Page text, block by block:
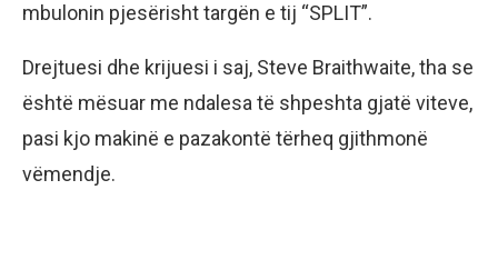
mbulonin pjesërisht targën e tij “SPLIT”.
Drejtuesi dhe krijuesi i saj, Steve Braithwaite, tha se
është mësuar me ndalesa të shpeshta gjatë viteve,
pasi kjo makinë e pazakontë tërheq gjithmonë
vëmendje.